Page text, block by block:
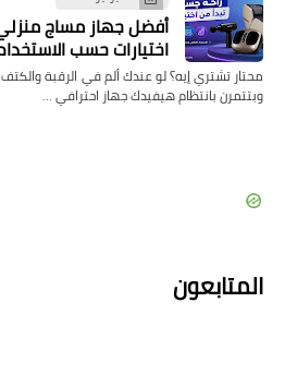
اختيارات حسب
محتار تشتري إيه؟ لو عندك ألم في الرقبة
وبتتمرن بانتظام هيفيدك جهاز احترافي …
المتابعون